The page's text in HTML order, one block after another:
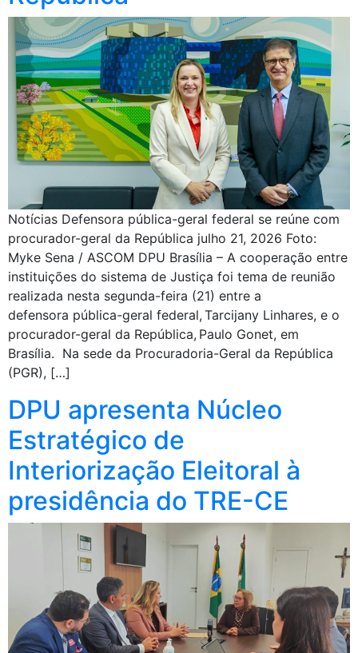
Notícias Defensora pública-geral federal se reúne com
procurador-geral da República julho 21, 2026 Foto:
Myke Sena / ASCOM DPU Brasília – A cooperação entre
instituições do sistema de Justiça foi tema de reunião
realizada nesta segunda-feira (21) entre a
defensora pública-geral federal, Tarcijany Linhares, e o
procurador-geral da República, Paulo Gonet, em
Brasília. Na sede da Procuradoria-Geral da República
(PGR), […]
DPU apresenta Núcleo
Estratégico de
Interiorização Eleitoral à
presidência do TRE-CE